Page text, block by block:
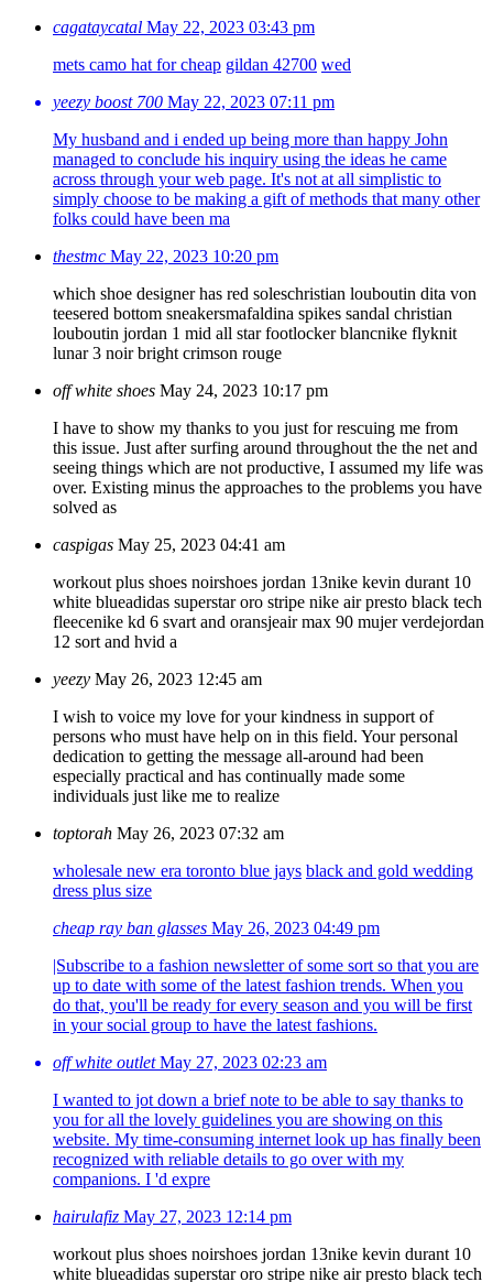
cagataycatal May 22, 2023 03:43 pm
mets camo hat for cheap gildan 42700 wed
yeezy boost 700 May 22, 2023 07:11 pm
My husband and i ended up being more than happy John
managed to conclude his inquiry using the ideas he came
across through your web page. It's not at all simplistic to
simply choose to be making a gift of methods that many other
folks could have been ma
thestmc May 22, 2023 10:20 pm
which shoe designer has red soleschristian louboutin dita von
teesered bottom sneakersmafaldina spikes sandal christian
louboutin jordan 1 mid all star footlocker blancnike flyknit
lunar 3 noir bright crimson rouge
off white shoes May 24, 2023 10:17 pm
I have to show my thanks to you just for rescuing me from
this issue. Just after surfing around throughout the the net and
seeing things which are not productive, I assumed my life was
over. Existing minus the approaches to the problems you have
solved as
caspigas May 25, 2023 04:41 am
workout plus shoes noirshoes jordan 13nike kevin durant 10
white blueadidas superstar oro stripe nike air presto black tech
fleecenike kd 6 svart and oransjeair max 90 mujer verdejordan
12 sort and hvid a
yeezy May 26, 2023 12:45 am
I wish to voice my love for your kindness in support of
persons who must have help on in this field. Your personal
dedication to getting the message all-around had been
especially practical and has continually made some
individuals just like me to realize
toptorah May 26, 2023 07:32 am
wholesale new era toronto blue jays black and gold wedding
dress plus size
cheap ray ban glasses May 26, 2023 04:49 pm
|Subscribe to a fashion newsletter of some sort so that you are
up to date with some of the latest fashion trends. When you
do that, you'll be ready for every season and you will be first
in your social group to have the latest fashions.
off white outlet May 27, 2023 02:23 am
I wanted to jot down a brief note to be able to say thanks to
you for all the lovely guidelines you are showing on this
website. My time-consuming internet look up has finally been
recognized with reliable details to go over with my
companions. I 'd expre
hairulafiz May 27, 2023 12:14 pm
workout plus shoes noirshoes jordan 13nike kevin durant 10
white blueadidas superstar oro stripe nike air presto black tech